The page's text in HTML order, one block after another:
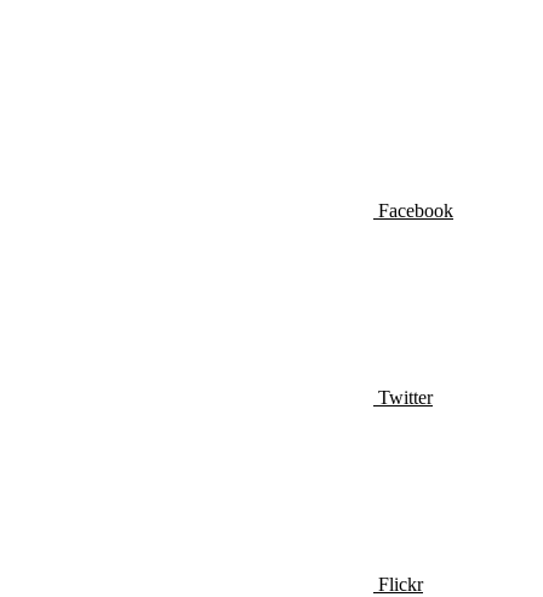
Facebook
Twitter
Flickr